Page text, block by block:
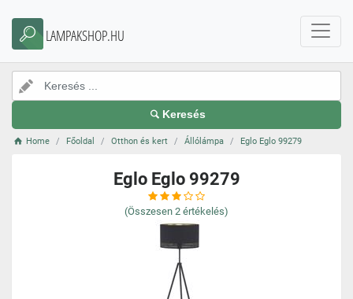
LAMPAKSHOP.HU
Keresés
Home Főoldal Otthon és kert Állólámpa Eglo Eglo 99279
Eglo Eglo 99279
(Összesen 2 értékelés)